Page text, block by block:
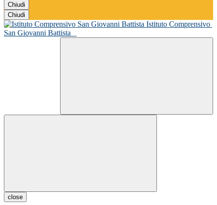
Chiudi
Chiudi
Istituto Comprensivo
San Giovanni Battista
close